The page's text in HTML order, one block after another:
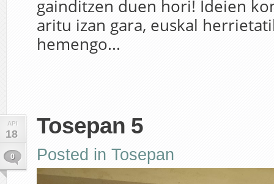
gainditzen duen hori! Ideien
aritu izan gara, euskal
hemengo...
API
18
0
Tosepan 5
Posted in Tosepan